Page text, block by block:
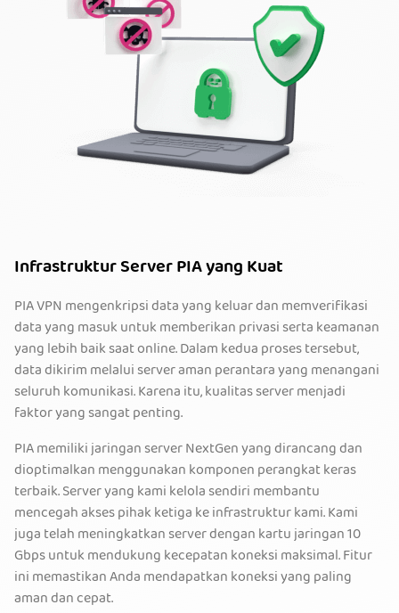
Infrastruktur Server PIA yang Kuat
PIA VPN mengenkripsi data yang keluar dan memverifikasi
data yang masuk untuk memberikan privasi serta keamanan
yang lebih baik saat online. Dalam kedua proses tersebut,
data dikirim melalui server aman perantara yang menangani
seluruh komunikasi. Karena itu, kualitas server menjadi
faktor yang sangat penting.
PIA memiliki jaringan server NextGen yang dirancang dan
dioptimalkan menggunakan komponen perangkat keras
terbaik. Server yang kami kelola sendiri membantu
mencegah akses pihak ketiga ke infrastruktur kami. Kami
juga telah meningkatkan server dengan kartu jaringan 10
Gbps untuk mendukung kecepatan koneksi maksimal. Fitur
ini memastikan Anda mendapatkan koneksi yang paling
aman dan cepat.